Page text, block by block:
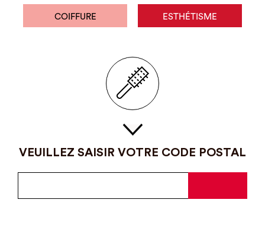
COIFFURE ESTHÉTISME
VEUILLEZ SAISIR VOTRE CODE POSTAL